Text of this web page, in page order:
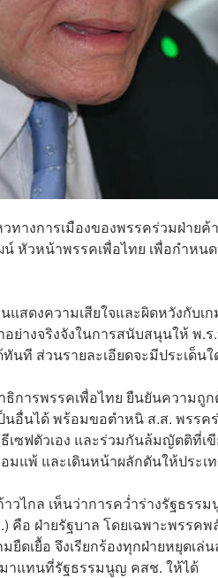
ทางการเมืองของพรรคร่วมฝ่าย
หัวหน้าพรรคเพื่อไทย เพื่อกำห
สดงความเสียใจและผิดหวังกับ
ย่างจริงจังในการสนับสนุนให้ พ.
ที ส่วนรายละเอียดจะมีประเด็น
ธิการพรรคเพื่อไทย ยืนยันความถู
นอื่นได้ พร้อมขอตำหนิ ส.ส. พรรค
ซฟตัวเอง และร่วมกันล้มญัตติที่เ
มแพ้ และเดินหน้าผลักดันให้ประ
วไกล เห็นว่าการคว่ำร่างรัฐธรร
คือ ฝ่ายรัฐบาล โดยเฉพาะพรรค
ยืดเยื้อ จึงเรียกร้องทุกฝ่ายหยุด
าแทนที่รัฐธรรมนูญ คสช. ให้ได้